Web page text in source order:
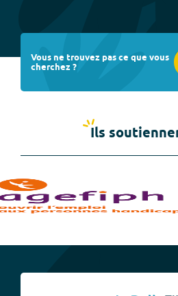
Vous ne trouvez pas ce que vous
cherchez ?
Ils